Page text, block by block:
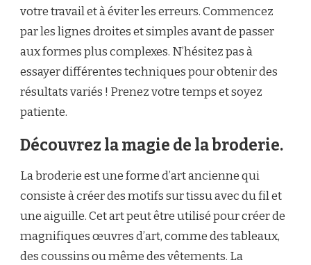
votre travail et à éviter les erreurs. Commencez
par les lignes droites et simples avant de passer
aux formes plus complexes. N’hésitez pas à
essayer différentes techniques pour obtenir des
résultats variés ! Prenez votre temps et soyez
patiente.
Découvrez la magie de la broderie.
La broderie est une forme d’art ancienne qui
consiste à créer des motifs sur tissu avec du fil et
une aiguille. Cet art peut être utilisé pour créer de
magnifiques œuvres d’art, comme des tableaux,
des coussins ou même des vêtements. La